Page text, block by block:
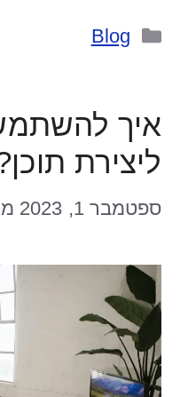
קטגוריות
Blog
ליצירת
ספטמבר 1, 2023